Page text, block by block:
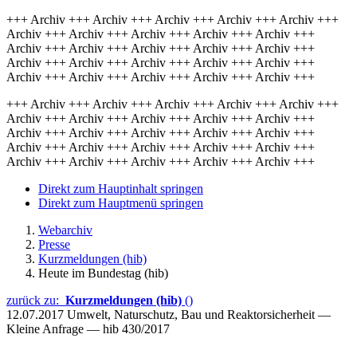
+++ Archiv +++ Archiv +++ Archiv +++ Archiv +++ Archiv +++
Archiv +++ Archiv +++ Archiv +++ Archiv +++ Archiv +++
Archiv +++ Archiv +++ Archiv +++ Archiv +++ Archiv +++
Archiv +++ Archiv +++ Archiv +++ Archiv +++ Archiv +++
Archiv +++ Archiv +++ Archiv +++ Archiv +++ Archiv +++
+++ Archiv +++ Archiv +++ Archiv +++ Archiv +++ Archiv +++
Archiv +++ Archiv +++ Archiv +++ Archiv +++ Archiv +++
Archiv +++ Archiv +++ Archiv +++ Archiv +++ Archiv +++
Archiv +++ Archiv +++ Archiv +++ Archiv +++ Archiv +++
Archiv +++ Archiv +++ Archiv +++ Archiv +++ Archiv +++
Direkt zum Hauptinhalt springen
Direkt zum Hauptmenü springen
Webarchiv
Presse
Kurzmeldungen (hib)
Heute im Bundestag (hib)
zurück zu: Kurzmeldungen (hib) ()
12.07.2017 Umwelt, Naturschutz, Bau und Reaktorsicherheit —
Kleine Anfrage — hib 430/2017